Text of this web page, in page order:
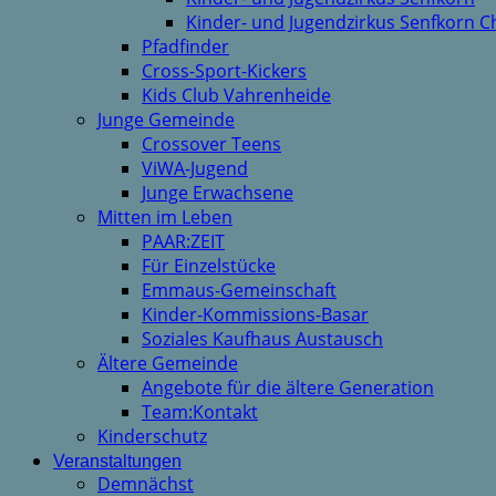
Kinder- und Jugendzirkus Senfkorn
Pfadfinder
Cross-Sport-Kickers
Kids Club Vahrenheide
Junge Gemeinde
Crossover Teens
ViWA-Jugend
Junge Erwachsene
Mitten im Leben
PAAR:ZEIT
Für Einzelstücke
Emmaus-Gemeinschaft
Kinder-Kommissions-Basar
Soziales Kaufhaus Austausch
Ältere Gemeinde
Angebote für die ältere Generation
Team:Kontakt
Kinderschutz
Veranstaltungen
Demnächst